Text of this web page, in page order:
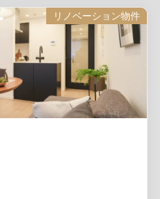
リノベーション物件